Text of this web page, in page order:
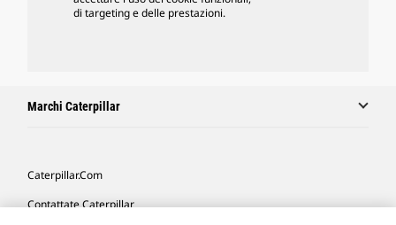
di targeting e delle prestazioni.
Marchi Caterpillar
Caterpillar.com
Contattate Caterpillar